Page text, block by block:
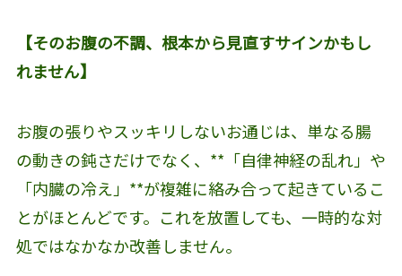
【そのお腹の不調、根本から見直すサインかもし
れません】
お腹の張りやスッキリしないお通じは、単なる腸
の動きの鈍さだけでなく、**「自律神経の乱れ」や
「内臓の冷え」**が複雑に絡み合って起きているこ
とがほとんどです。これを放置しても、一時的な対
処ではなかなか改善しません。